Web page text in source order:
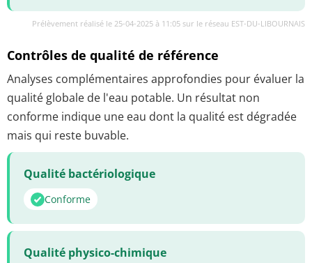
Prélèvement réalisé le 25-04-2025 à 11:05 sur le réseau EST-DU-LIBOURNAIS
Contrôles de qualité de référence
Analyses complémentaires approfondies pour évaluer la
qualité globale de l'eau potable. Un résultat non
conforme indique une eau dont la qualité est dégradée
mais qui reste buvable.
Qualité bactériologique
Conforme
Qualité physico-chimique